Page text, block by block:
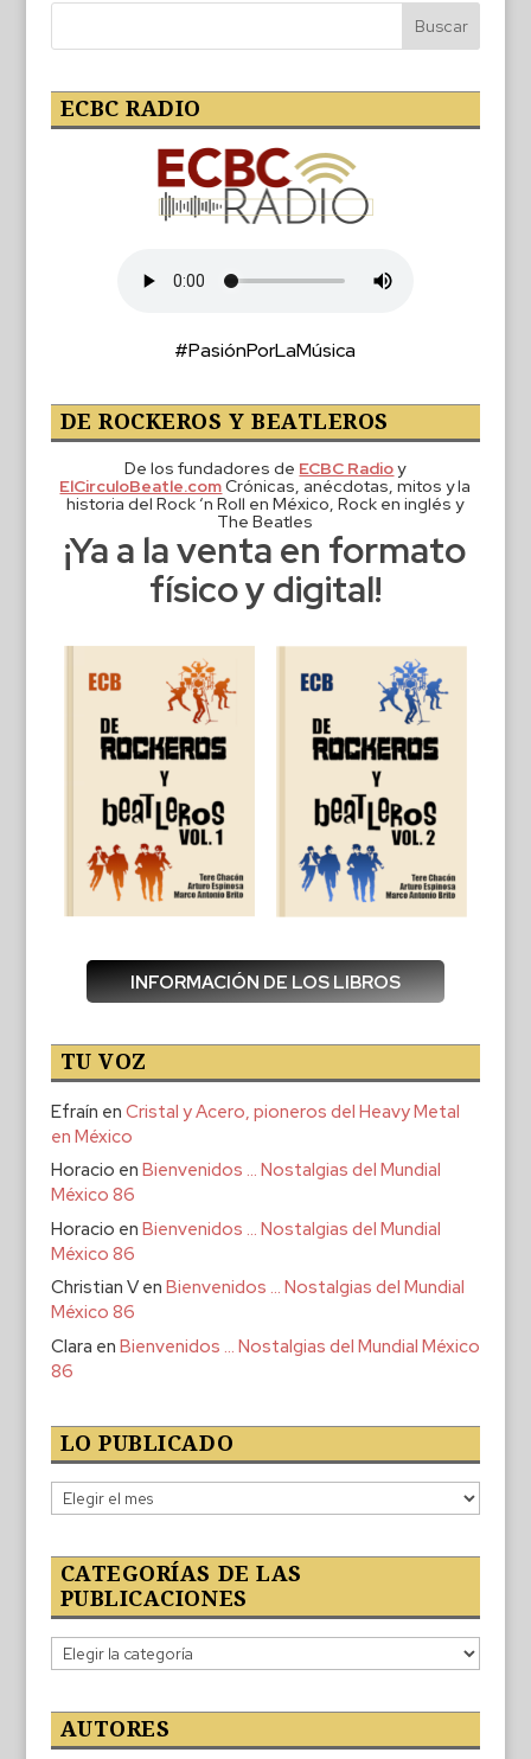
ECBC RADIO
#PasiónPorLaMúsica
DE ROCKEROS Y BEATLEROS
De los fundadores de ECBC Radioy
ElCirculoBeatle.comCrónicas, anécdotas, mitos y la
historia del Rock ‘n Roll en México, Rock en inglés y
The Beatles
¡Ya a la venta en formato
físico y digital!
INFORMACIÓN DE LOS LIBROS
TU VOZ
Efraín en Cristal y Acero, pioneros del Heavy Metal
en México
Horacio en Bienvenidos … Nostalgias del Mundial
México 86
Horacio en Bienvenidos … Nostalgias del Mundial
México 86
Christian Ven Bienvenidos … Nostalgias del Mundial
México 86
Clara en Bienvenidos … Nostalgias del Mundial México
86
LO PUBLICADO
Lo
publicado
CATEGORÍAS DE LAS
PUBLICACIONES
Categorías
de
publicaciones
AUTORES